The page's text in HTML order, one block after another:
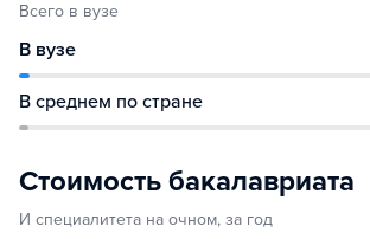
Всего в вузе
В вузе
В среднем по стране
Стоимость бакалавриата
И специалитета на очном, за год